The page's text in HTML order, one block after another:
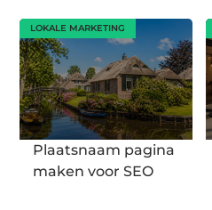
LOKALE MARKETING
Plaatsnaam pagina
maken voor SEO